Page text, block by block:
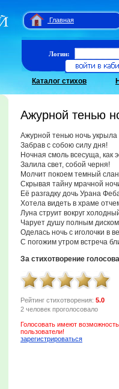
Главная
Логин:
Каталог стихов
Ажурной тенью
Ажурной тенью ночь
Забрав с собою силу дня!
Ночная смоль всесуща, как
Залила свет, собой черня!
Молчит покоем темный
Скрывая тайну мрачной
Её разгадку дочь Урана
Хотела видеть в храме
Луна струит вокруг
Чарует душу полным
Оделась ночь с иголочки в
С погожим утром встреча
За стихотворение
Рейтинг стихотворения: 5.0
2 человек проголосовало
Голосовать имеют
пользователи!
зарегистрироваться